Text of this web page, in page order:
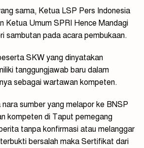
sama, Ketua LSP Pers Indonesia
Ketua Umum SPRI Hence Mandagi
sambutan pada acara pembukaan.
SKW yang dinyatakan
tanggungjawab baru dalam
sebagai wartawan kompeten.
nara sumber yang melapor ke BNSP
kompeten di Taput pemegang
tanpa konfirmasi atau melanggar
bersalah maka Sertifikat dari